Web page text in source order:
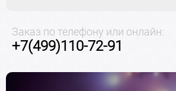
Заказ по телефону или онлайн:
+7(499)110-72-91